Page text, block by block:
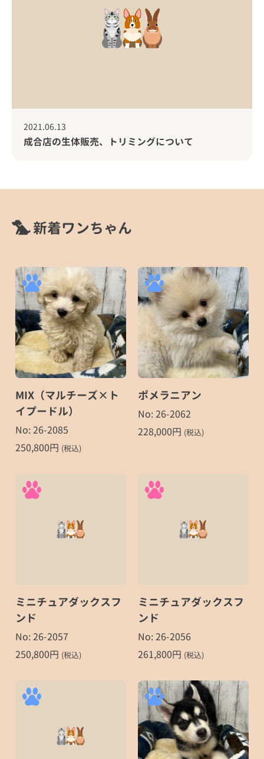
2021.06.13
成合店の生体販売、トリミングについて
新着ワンちゃん
MIX（マルチーズ×ト
イプードル）
No: 26-2085
250,800円 (税込)
ポメラニアン
No: 26-2062
228,000円 (税込)
ミニチュアダックスフ
ンド
No: 26-2057
250,800円 (税込)
ミニチュアダックスフ
ンド
No: 26-2056
261,800円 (税込)